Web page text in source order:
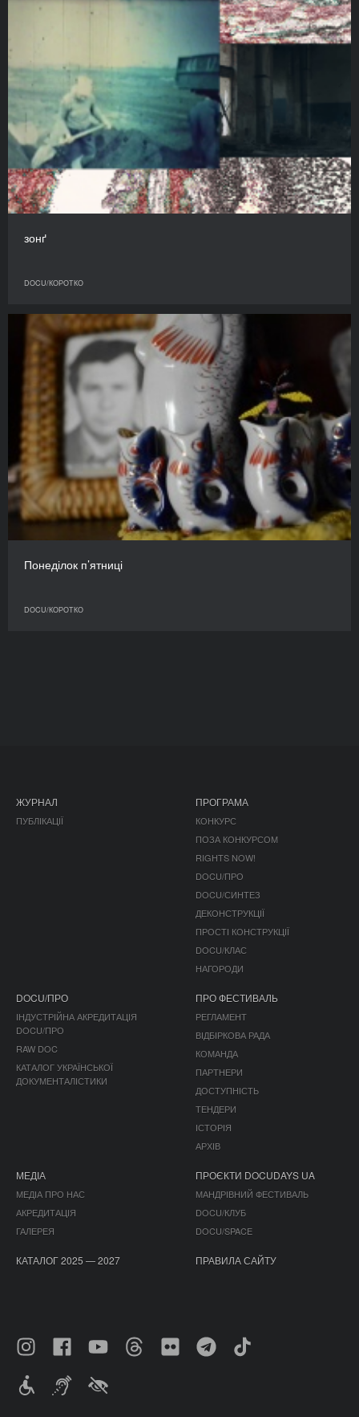
зонґ
DOCU/КОРОТКО
Понеділок п’ятниці
DOCU/КОРОТКО
ЖУРНАЛ
ПУБЛІКАЦІЇ
ПРОГРАМА
КОНКУРС
ПОЗА КОНКУРСОМ
RIGHTS NOW!
DOCU/ПРО
DOCU/СИНТЕЗ
ДЕКОНСТРУКЦІЇ
ПРОСТІ КОНСТРУКЦІЇ
DOCU/КЛАС
НАГОРОДИ
DOCU/ПРО
ІНДУСТРІЙНА АКРЕДИТАЦІЯ
DOCU/ПРО
RAW DOC
КАТАЛОГ УКРАЇНСЬКОЇ
ДОКУМЕНТАЛІСТИКИ
ПРО ФЕСТИВАЛЬ
РЕГЛАМЕНТ
ВІДБІРКОВА РАДА
КОМАНДА
ПАРТНЕРИ
ДОСТУПНІСТЬ
ТЕНДЕРИ
ІСТОРІЯ
АРХІВ
МЕДІА
МЕДІА ПРО НАС
АКРЕДИТАЦІЯ
ГАЛЕРЕЯ
ПРОЄКТИ DOCUDAYS UA
МАНДРІВНИЙ ФЕСТИВАЛЬ
DOCU/КЛУБ
DOCU/SPACE
КАТАЛОГ 2025 — 2027 ПРАВИЛА САЙТУ